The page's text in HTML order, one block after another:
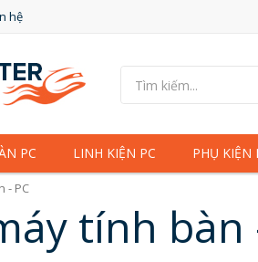
hệ
PC LINH KIỆN PC PHỤ KIỆN
- PC
tính